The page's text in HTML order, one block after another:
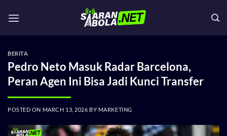
BERITA
Pedro Neto Masuk Radar Barcelona,
Peran Agen Ini Bisa Jadi Kunci Transfer
POSTED ON MARCH 13, 2026 BY MARKETING